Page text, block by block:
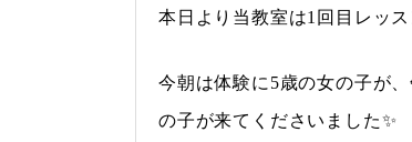
本日より当教室は1回目レッ
今朝は体験に5歳の女の子が
の子が来てくださいました✨